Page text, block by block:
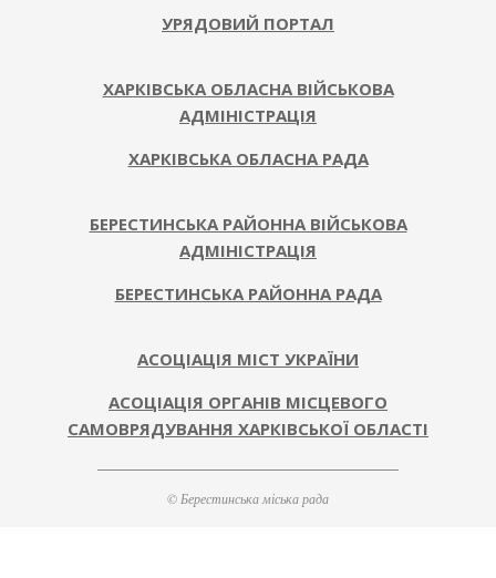
УРЯДОВИЙ ПОРТАЛ
ХАРКІВСЬКА ОБЛАСНА ВІЙСЬКОВА
АДМІНІСТРАЦІЯ
ХАРКІВСЬКА ОБЛАСНА РАДА
БЕРЕСТИНСЬКА РАЙОННА ВІЙСЬКОВА
АДМІНІСТРАЦІЯ
БЕРЕСТИНСЬКА РАЙОННА РАДА
АСОЦІАЦІЯ МІСТ УКРАЇНИ
АСОЦІАЦІЯ ОРГАНІВ МІСЦЕВОГО
САМОВРЯДУВАННЯ ХАРКІВСЬКОЇ ОБЛАСТІ
© Берестинська міська рада